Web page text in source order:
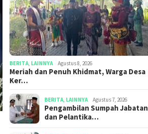
BERITA, LAINNYA Agustus 8, 2026
Meriah dan Penuh Khidmat, Warga Desa
Ker…
BERITA, LAINNYA Agustus 7, 2026
Pengambilan Sumpah Jabatan
dan Pelantika…